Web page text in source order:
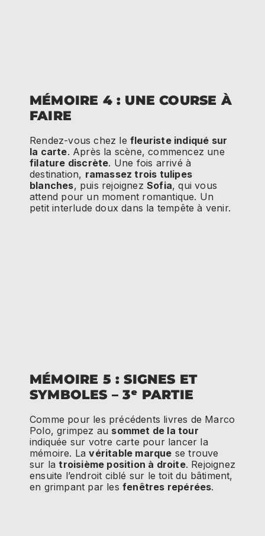
MÉMOIRE 4 : UNE COURSE À
FAIRE
Rendez-vous chez le fleuriste indiqué sur
la carte. Après la scène, commencez une
filature discrète. Une fois arrivé à
destination, ramassez trois tulipes
blanches, puis rejoignezSofia, qui vous
attend pour un moment romantique. Un
petit interlude doux dans la tempête à venir.
MÉMOIRE 5 : SIGNES ET
SYMBOLES – 3ᵉ PARTIE
Comme pour les précédents livres de Marco
Polo, grimpez au sommet de la tour
indiquée sur votre carte pour lancer la
mémoire. Lavéritable marque se trouve
sur latroisième position à droite. Rejoignez
ensuite l’endroit ciblé sur le toit du bâtiment,
en grimpant par les fenêtres repérées.